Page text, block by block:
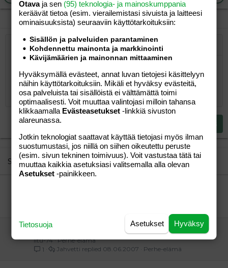
LihavoituKursivoitu
Laajennettuun editoriin…
Lista
Järjestetty lista
Suurenna sisennystä
Pienennä sisennystä
Laajennettuun editoriin…
Lisää hyperlinkki
Lisää kuva
HymiötLaajennettuun
10
12
15
22
26
Book Antiqua
Courier New
Georgia
Times New Roman
Trebuchet MS
Verdana
Keskitä
Tasaa oikealle
Justify text
Heading 1
Heading 2
Heading 3
Poista luonnos
Similar threads
Toyota Previa
Iitu-74 Perhe-elämä
1
Perhe-elämä
08.06.2007
Jahvetti
Otavaja sen (95) teknologia- ja mainoskumppania
keräävät tietoa (esim. vierailemis­tasi sivuista ja laitteesi
ominaisuuk­sista) seuraaviin käyttötarkoituksiin:
Sisällön ja palveluiden parantaminen
Kohdennettu mainonta ja markkinointi
Kävijämäärien ja mainonnan mittaaminen
Hyväksymällä evästeet, annat luvan tietojesi käsittelyyn
näihin käyttötarkoituksiin. Mikäli et hyväksy evästeitä,
osa palveluista tai sisällöistä ei välttämättä toimi
optimaalisesti. Voit muuttaa valintojasi milloin tahansa
klikkaamalla Evästeasetukset -linkkiä sivuston
alareunassa.
Jotkin teknologiat saattavat käyttää tietojasi myös ilman
suostumustasi, jos niillä on siihen oikeutettu peruste
(esim. sivun tekninen toimivuus). Voit vastustaa tätä tai
muuttaa kaikkia asetuksiasi valitsemalla alla olevan
Asetukset -painikkeen.
Hyväksy
Asetukset
Tietosuoja